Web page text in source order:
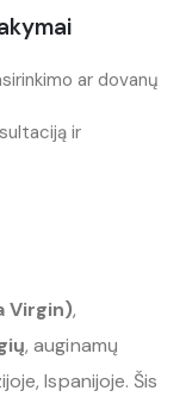
ar dovanų
ir
Virgin),
, auginamų
Ispanijoje. Šis